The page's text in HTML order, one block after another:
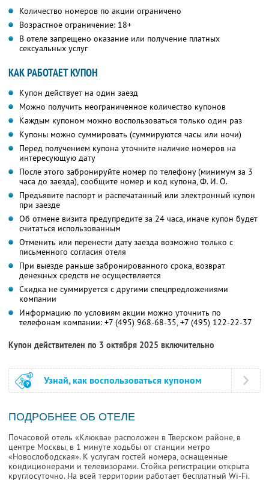
Количество номеров по акции ограничено
Возрастное ограничение: 18+
В отеле запрещено оказание или получение платных
сексуальных услуг
КАК РАБОТАЕТ КУПОН
Купон действует на один заезд
Можно получить неограниченное количество купонов
Каждым купоном можно воспользоваться только один раз
Купоны можно суммировать (суммируются часы или ночи)
Перед получением купона уточните наличие номеров на
интересующую дату
После этого забронируйте номер по телефону (минимум за 3
часа до заезда), сообщите номер и код купона, Ф. И. О.
Предъявите паспорт и распечатанный или электронный купон
при заезде
Об отмене визита предупредите за 24 часа, иначе купон будет
считаться использованным
Отменить или перенести дату заезда возможно только с
письменного согласия отеля
При выезде раньше забронированного срока, возврат
денежных средств не осуществляется
Скидка не суммируется с другими спецпредложениями
компании
Информацию по условиям акции можно уточнить по
телефонам компании: +7 (495) 968-68-35, +7 (495) 122-22-37
Купон действителен по 3 октября 2025 включительно
Узнай, как воспользоваться купоном
ПОДРОБНЕЕ ОБ ОТЕЛЕ
Почасовой отель «Клюква» расположен в Тверском районе, в
центре Москвы, в 1 минуте ходьбы от станции метро
«Новослободская». К услугам гостей номера, оснащенные
кондиционерами и телевизорами. Стойка регистрации открыта
круглосуточно. На всей территории работает бесплатный Wi-Fi.